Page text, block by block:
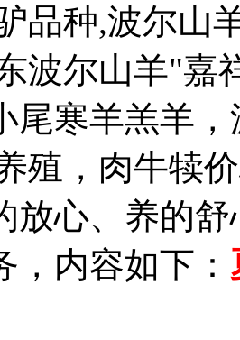
品种,波尔山
波尔山羊"嘉
尾寒羊羔羊
殖，肉牛犊
放心、养的
，内容如下：